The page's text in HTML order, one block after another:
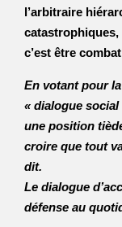
l’arbitraire
c’est être
En votant pour
« dialogue
une position
croire que tout
dit.
Le dialogue
défense au